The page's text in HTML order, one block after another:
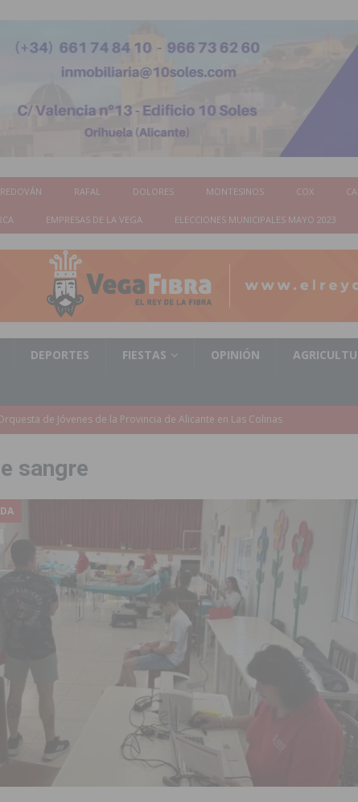
REDOVÁN RAFAL DOLORES MONTESINOS COX
EMPRESAS DE LA VEGA ELECCIONES MUNICIPALES MAYO 2023
DEPORTES FIESTAS OPINIÓN
de las aceras del entorno del CEIP Pascual Andreu
nº 2 de Catral dentro del Plan Edificant
en el robo de vehículos de alta gama mediante la
55 personas desempleadas a través de seis programas
e inundaciones por el estado de sus barrancos
95, clave para Torrevieja
TORREVIEJA
2026
Corte 2026
de Ciudad Quesada 2026
Patronales en honor a la Virgen de la Salud y San Miguel
sangre